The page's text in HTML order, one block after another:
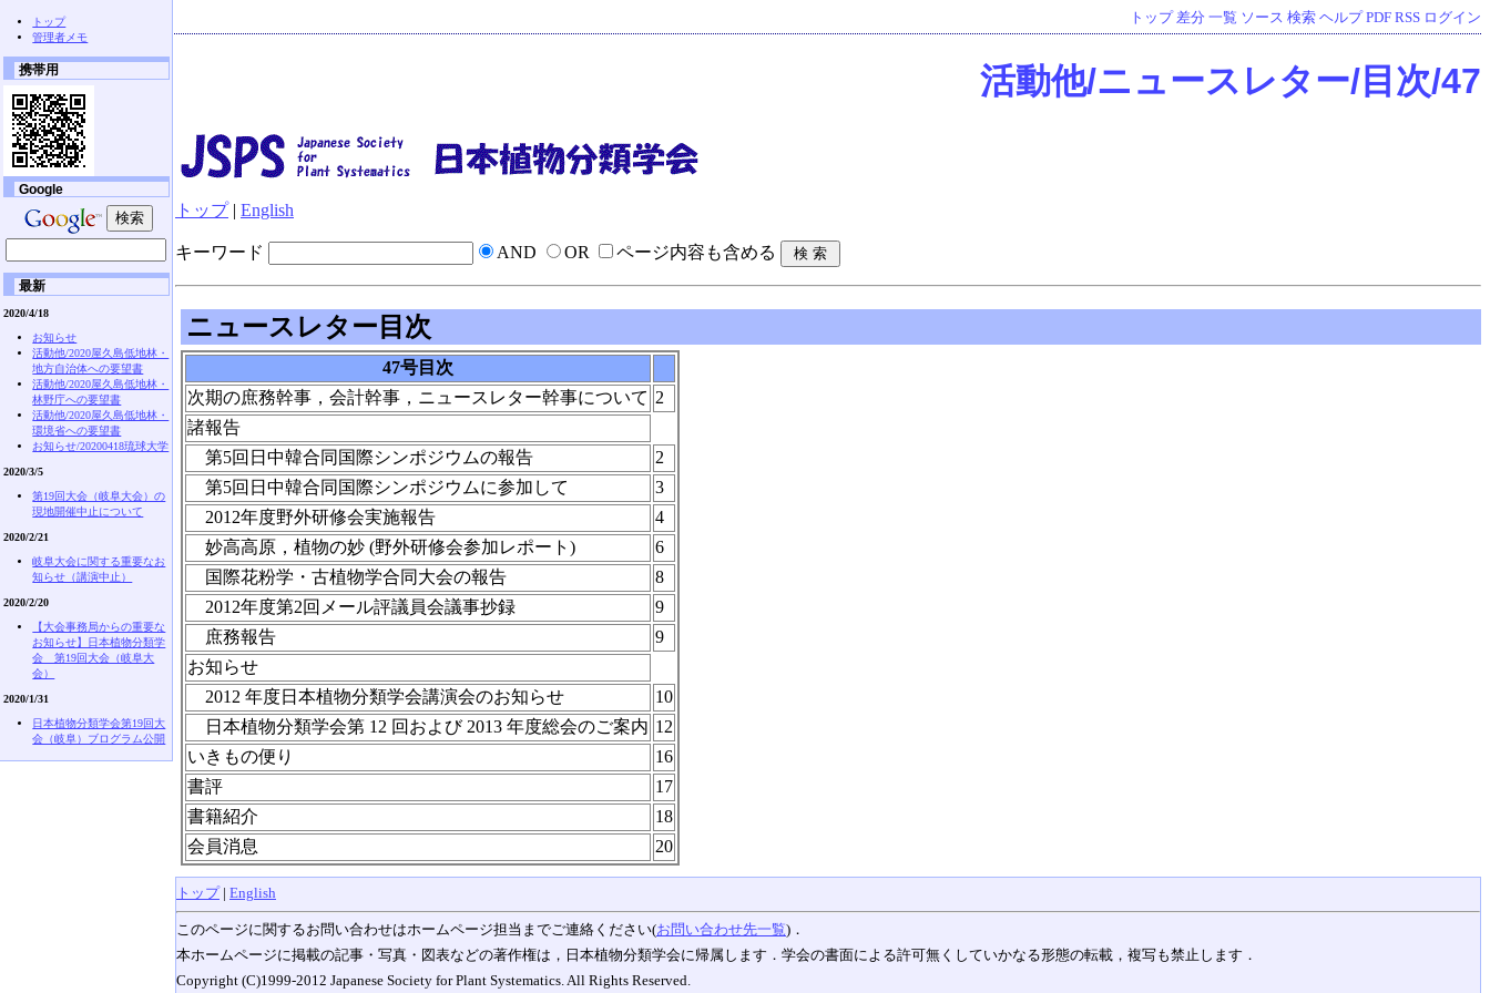
トップ 差分 一覧 ソース 検索 ヘルプ PDF RSS ログイン
活動他/ニュースレター/目次/47
トップ| English
キーワード AND OR ページ内容も含める
ニュースレター目次
47号目次
次期の庶務幹事，会計幹事，ニュースレター幹事について 2
諸報告
第5回日中韓合同国際シンポジウムの報告
2
第5回日中韓合同国際シンポジウムに参加して
3
2012年度野外研修会実施報告
4
妙高高原，植物の妙 (野外研修会参加レポート)
6
国際花粉学・古植物学合同大会の報告
8
2012年度第2回メール評議員会議事抄録
9
庶務報告
9
お知らせ
2012 年度日本植物分類学会講演会のお知らせ
10
日本植物分類学会第 12 回および 2013 年度総会のご案内 12
いきもの便り
16
書評
17
書籍紹介
18
会員消息
20
トップ English
このページに関するお問い合わせはホームページ担当までご連絡ください(お問い合わせ先一覧)．
本ホームページに掲載の記事・写真・図表などの著作権は，日本植物分類学会に帰属します．学会の書面による許可無くしていかなる形態の転載，複写も禁止します．
Copyright (C)1999-2012 Japanese Society for Plant Systematics. All Rights Reserved.
トップ
管理者メモ
携帯用
Google
最新
2020/4/18
お知らせ
活動他/2020屋久島低地林・
地方自治体への要望書
活動他/2020屋久島低地林・
林野庁への要望書
活動他/2020屋久島低地林・
環境省への要望書
お知らせ/20200418琉球大学
2020/3/5
第19回大会（岐阜大会）の
現地開催中止について
2020/2/21
岐阜大会に関する重要なお
知らせ（講演中止）
2020/2/20
【大会事務局からの重要な
お知らせ】日本植物分類学
会 第19回大会（岐阜大
会）
2020/1/31
日本植物分類学会第19回大
会（岐阜）ブログラム公開